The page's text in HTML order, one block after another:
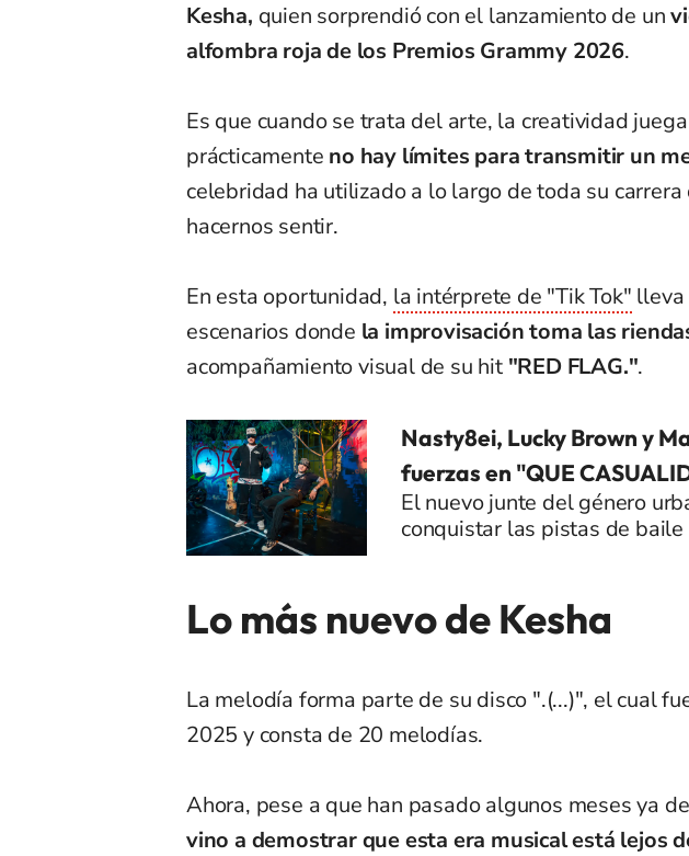
Kesha, quien sorprendió con el lanzamiento de un
alfombra roja de los Premios Grammy 2026.
Es que cuando se trata del arte, la creatividad
prácticamente no hay límites para transmitir un
celebridad ha utilizado a lo largo de toda su
hacernos sentir.
En esta oportunidad, la intérprete de "Tik Tok" lleva
escenarios donde la improvisación toma las
acompañamiento visual de su hit "RED FLAG.".
Nasty8ei, Lucky Brown y
fuerzas en "QUE
El nuevo junte del género
conquistar las pistas de baile
Lo más nuevo de Kesha
La melodía forma parte de su disco ".(...)", el cual
2025 y consta de 20 melodías.
Ahora, pese a que han pasado algunos meses ya
vino a demostrar que esta era musical está lejos